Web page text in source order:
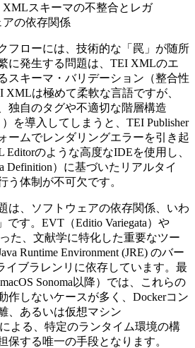
スキーマの不整合とレガ
アの依存関係
フローには、技術的な「罠」が随所
に発生する問題は、TEI XMLのエ
スキーマ・バリデーション（整合性
XMLは極めて柔軟な言語ですが、
独自のタグや不適切な階層構造
）を導入してしまうと、TEI Publisher
ームでレンダリングエラーを引き起
Editorのような高度なIDEを使用し、
Definition）に基づいたリアルタイ
う体制が不可欠です。
は、ソフトウェアの依存関係、いわ
です。EVT（Editio Variegata）や
った、文献学に特化した重要なツー
Runtime Environment (JRE) のバー
イブラレンリに依存しています。最
Sonoma以降）では、これらの
作しないケースが多く、Dockerコン
、あるいは仮想マシン
による、特定のランタイム環境の構
保する唯一の手段となります。